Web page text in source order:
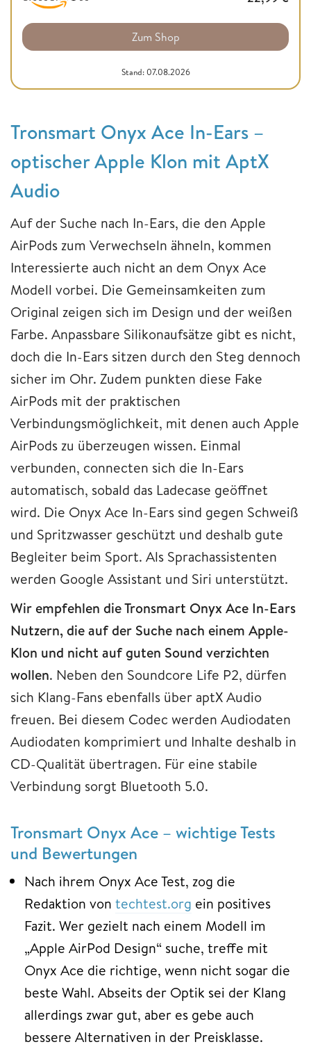
Zum Shop
Stand: 07.08.2026
Tronsmart Onyx Ace In-Ears –
optischer Apple Klon mit AptX
Audio
Auf der Suche nach In-Ears, die den Apple
AirPods zum Verwechseln ähneln, kommen
Interessierte auch nicht an dem Onyx Ace
Modell vorbei. Die Gemeinsamkeiten zum
Original zeigen sich im Design und der weißen
Farbe. Anpassbare Silikonaufsätze gibt es nicht,
doch die In-Ears sitzen durch den Steg dennoch
sicher im Ohr. Zudem punkten diese Fake
AirPods mit der praktischen
Verbindungsmöglichkeit, mit denen auch Apple
AirPods zu überzeugen wissen. Einmal
verbunden, connecten sich die In-Ears
automatisch, sobald das Ladecase geöffnet
wird. Die Onyx Ace In-Ears sind gegen Schweiß
und Spritzwasser geschützt und deshalb gute
Begleiter beim Sport. Als Sprachassistenten
werden Google Assistant und Siri unterstützt.
Wir empfehlen die Tronsmart Onyx Ace In-Ears
Nutzern, die auf der Suche nach einem Apple-
Klon und nicht auf guten Sound verzichten
wollen. Neben den Soundcore Life P2, dürfen
sich Klang-Fans ebenfalls über aptX Audio
freuen. Bei diesem Codec werden Audiodaten
Audiodaten komprimiert und Inhalte deshalb in
CD-Qualität übertragen. Für eine stabile
Verbindung sorgt Bluetooth 5.0.
Tronsmart Onyx Ace – wichtige Tests
und Bewertungen
Nach ihrem Onyx Ace Test, zog die
Redaktion von techtest.org ein positives
Fazit. Wer gezielt nach einem Modell im
„Apple AirPod Design“ suche, treffe mit
Onyx Ace die richtige, wenn nicht sogar die
beste Wahl. Abseits der Optik sei der Klang
allerdings zwar gut, aber es gebe auch
bessere Alternativen in der Preisklasse.